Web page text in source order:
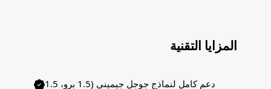
المزايا التقنية
دعم كامل لنماذج جوجل جيميني (1.5 برو، 1.5